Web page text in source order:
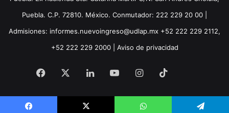
Puebla. C.P. 72810. México. Conmutador: 222 229 20 00 |
Admisiones: informes.nuevoingreso@udlap.mx +52 222 229 2112,
+52 222 229 2000 | Aviso de privacidad
Facebook LinkedInYouTubeInstagram